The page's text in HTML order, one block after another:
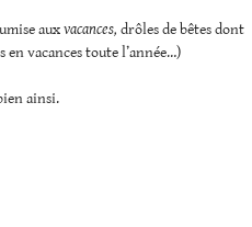
auxvacances, drôles de bêtes dont
en vacances toute l’année…)
ainsi.